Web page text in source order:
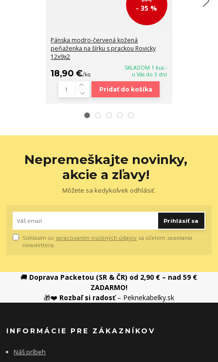
- 35 %
Pánska modro-červená kožená
peňaženka na šírku s prackou Rovicky
12x9x2
18,90 €/ks
SKLADOM 1 kus -
u Vás do 3 dní
Pridať do košíka
Nepremeškajte novinky,
akcie a zľavy!
Môžete sa kedykoľvek odhlásiť.
Prihlásiť sa
Súhlasím so spracovaním osobných údajov za účelom zasielania
newslettera.
🚚 Doprava Packetou (SR & ČR) od 2,90 € – nad 59 €
ZADARMO!
🎁❤️ Rozbaľ si radosť– Peknekabelky.sk
INFORMÁCIE PRE ZÁKAZNÍKOV
Náš príbeh